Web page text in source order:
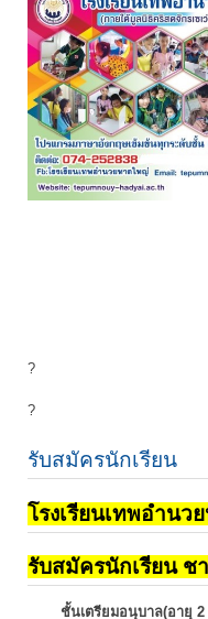
?
?
รับสมัครนักเรียน
โรงเรียนเทพอำนว
รับสมัครนักเรียน ช
ชั้นเตรียมอนุบาล(อายุ